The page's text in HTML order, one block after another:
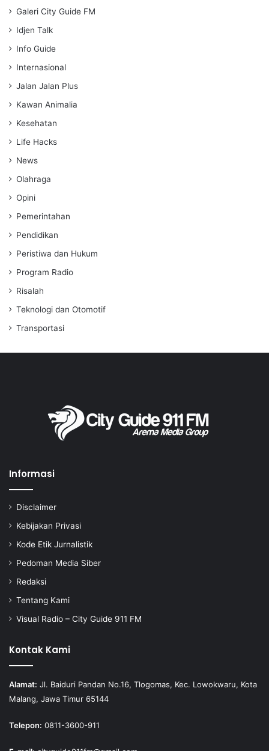
Galeri City Guide FM
Idjen Talk
Info Guide
Internasional
Jalan Jalan Plus
Kawan Animalia
Kesehatan
Life Hacks
News
Olahraga
Opini
Pemerintahan
Pendidikan
Peristiwa dan Hukum
Program Radio
Risalah
Teknologi dan Otomotif
Transportasi
Informasi
Disclaimer
Kebijakan Privasi
Kode Etik Jurnalistik
Pedoman Media Siber
Redaksi
Tentang Kami
Visual Radio – City Guide 911 FM
Kontak Kami
Alamat: Jl. Baiduri Pandan No.16, Tlogomas, Kec. Lowokwaru, Kota
Malang, Jawa Timur 65144
Telepon: 0811-3600-911